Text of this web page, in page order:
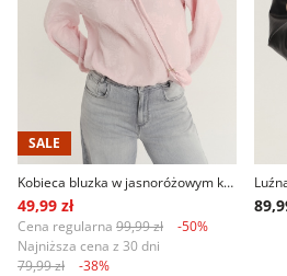
SALE
Kobieca bluzka w jasnoróżowym kolorze
49,99 zł
Cena regularna 99,99 zł
-50%
Najniższa cena z 30 dni
79,99 zł
-38%